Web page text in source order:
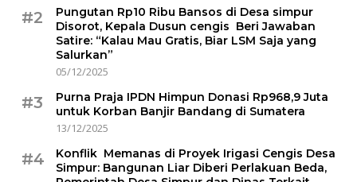
#2
Pungutan Rp10 Ribu Bansos di Desa simpur
Disorot, Kepala Dusun cengis Beri Jawaban
Satire: “Kalau Mau Gratis, Biar LSM Saja yang
Salurkan”
05/12/2025
#3
Purna Praja IPDN Himpun Donasi Rp968,9 Juta
untuk Korban Banjir Bandang di Sumatera
13/12/2025
#4
Konflik Memanas di Proyek Irigasi Cengis Desa
Simpur: Bangunan Liar Diberi Perlakuan Beda,